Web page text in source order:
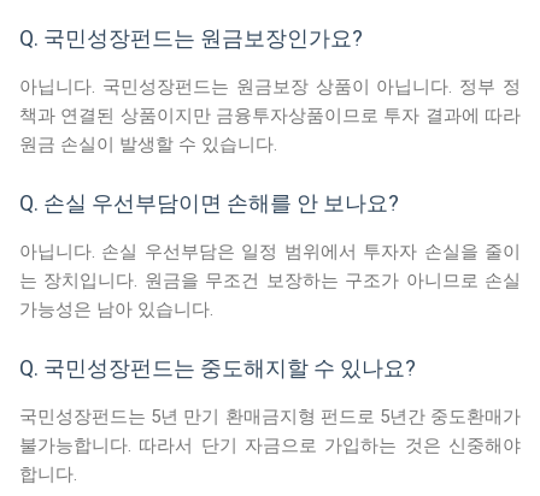
Q. 국민성장펀드는 원금보장인가요?
아닙니다. 국민성장펀드는 원금보장 상품이 아닙니다. 정부 정
책과 연결된 상품이지만 금융투자상품이므로 투자 결과에 따라
원금 손실이 발생할 수 있습니다.
Q. 손실 우선부담이면 손해를 안 보나요?
아닙니다. 손실 우선부담은 일정 범위에서 투자자 손실을 줄이
는 장치입니다. 원금을 무조건 보장하는 구조가 아니므로 손실
가능성은 남아 있습니다.
Q. 국민성장펀드는 중도해지할 수 있나요?
국민성장펀드는 5년 만기 환매금지형 펀드로 5년간 중도환매가
불가능합니다. 따라서 단기 자금으로 가입하는 것은 신중해야
합니다.